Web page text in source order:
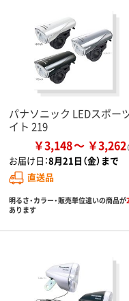
パナソニック LEDスポー
イト 219
￥3,148 ￥3,262
お届け日：8月21日（金）まで
直送品
明るさ・カラー・販売単位違いの商品が
あります